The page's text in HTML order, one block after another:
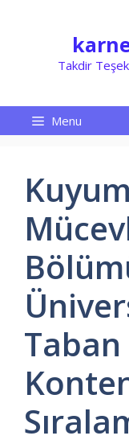
Takdir
Menu
Taban